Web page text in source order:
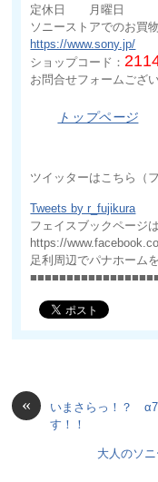
定休日 月曜日
ソニーストアでのお買
https://www.sony.jp/
ショップコード：
お問合せフォームござ
トップページ
ツイッターはこちら（
Tweets by r_fujikura
フェイスブックページ
https://
足利周辺でパナホーム
«
いまさらっ！？
す！！
大人のソ